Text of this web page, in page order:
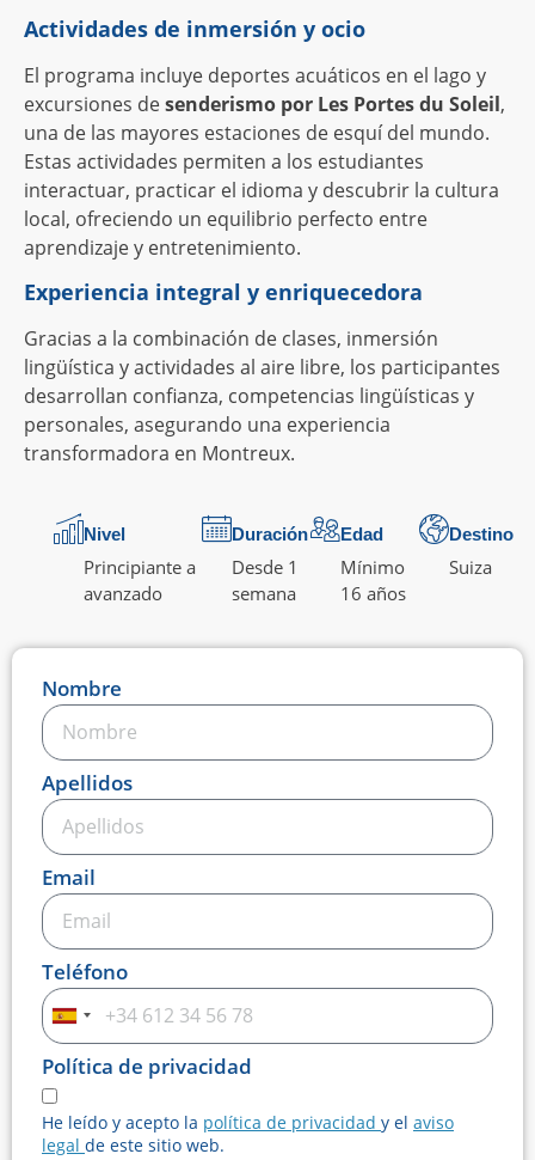
Actividades de inmersión y ocio
El programa incluye deportes acuáticos en el lago y
excursiones desenderismo por Les Portes du Soleil,
una de las mayores estaciones de esquí del mundo.
Estas actividades permiten a los estudiantes
interactuar, practicar el idioma y descubrir la cultura
local, ofreciendo un equilibrio perfecto entre
aprendizaje y entretenimiento.
Experiencia integral y enriquecedora
Gracias a la combinación de clases, inmersión
lingüística y actividades al aire libre, los participantes
desarrollan confianza, competencias lingüísticas y
personales, asegurando una experiencia
transformadora en Montreux.
Nivel
Principiante a
avanzado
Duración
Desde 1
semana
Edad
Mínimo
16 años
Destino
Suiza
Nombre
Apellidos
Email
Teléfono
Spain
+34
Política de privacidad
He leído y acepto la política de privacidad y el aviso
legal de este sitio web.